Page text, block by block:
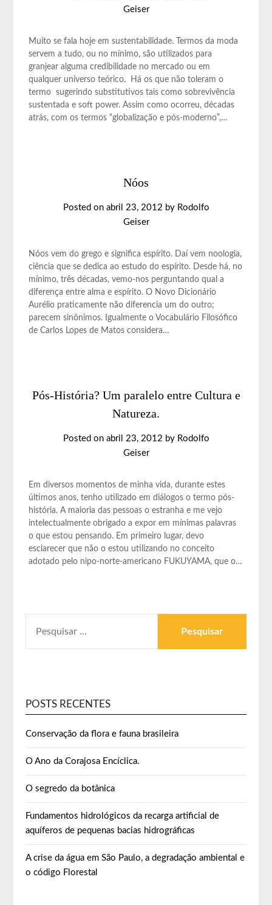
Geiser
Muito se fala hoje em sustentabilidade. Termos da moda
servem a tudo, ou no mínimo, são utilizados para
granjear alguma credibilidade no mercado ou em
qualquer universo teórico. Há os que não toleram o
termo sugerindo substitutivos tais como sobrevivência
sustentada e soft power. Assim como ocorreu, décadas
atrás, com os termos “globalização e pós-moderno”,…
Nóos
Posted on abril 23, 2012 by Rodolfo
Geiser
Nóos vem do grego e significa espírito. Daí vem noologia,
ciência que se dedica ao estudo do espírito. Desde há, no
mínimo, três décadas, vemo-nos perguntando qual a
diferença entre alma e espírito. O Novo Dicionário
Aurélio praticamente não diferencia um do outro;
parecem sinônimos. Igualmente o Vocabulário Filosófico
de Carlos Lopes de Matos considera…
Pós-História? Um paralelo entre Cultura e
Natureza.
Posted on abril 23, 2012 by Rodolfo
Geiser
Em diversos momentos de minha vida, durante estes
últimos anos, tenho utilizado em diálogos o termo pós-
história. A maioria das pessoas o estranha e me vejo
intelectualmente obrigado a expor em mínimas palavras
o que estou pensando. Em primeiro lugar, devo
esclarecer que não o estou utilizando no conceito
adotado pelo nipo-norte-americano FUKUYAMA, que o…
POSTS RECENTES
Conservação da flora e fauna brasileira
O Ano da Corajosa Encíclica.
O segredo da botânica
Fundamentos hidrológicos da recarga artificial de
aquíferos de pequenas bacias hidrográficas
A crise da água em São Paulo, a degradação ambiental e
o código Florestal